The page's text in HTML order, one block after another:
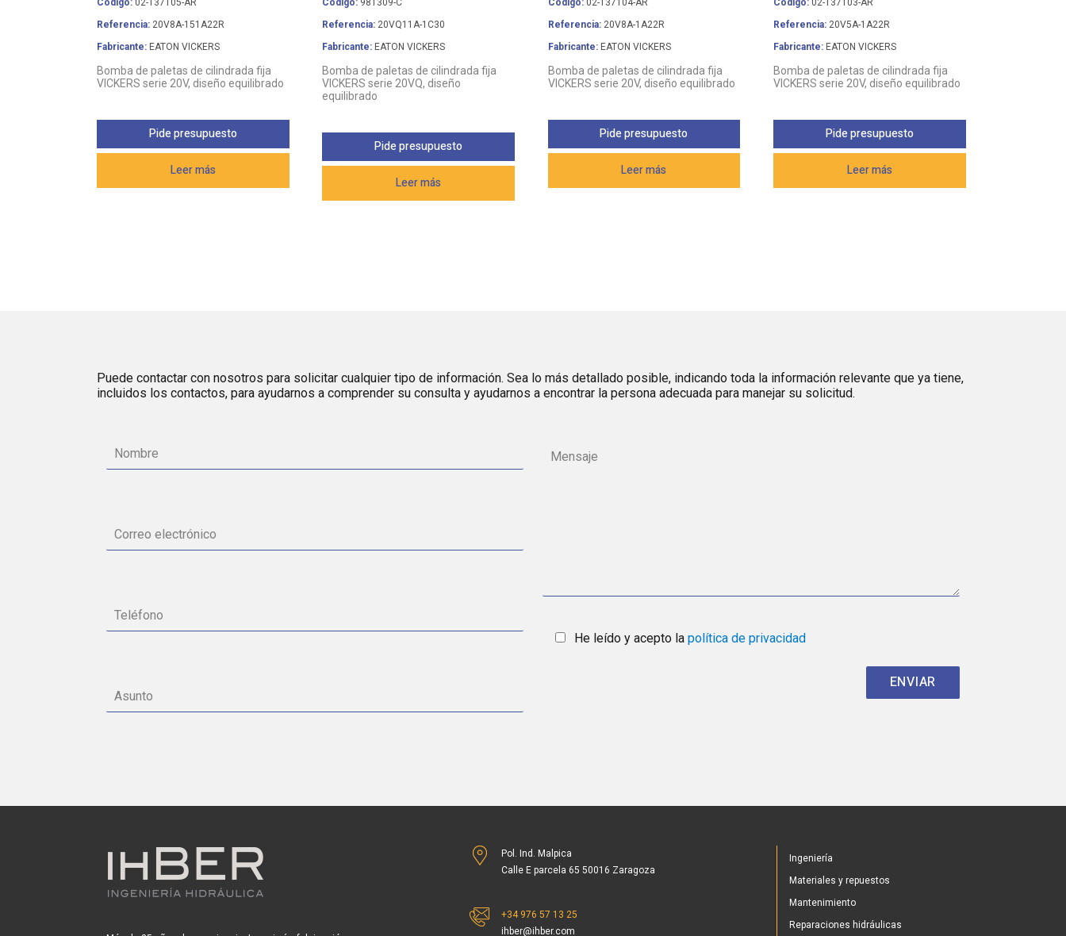
Referencia: 20V8A-151A22R
Fabricante: EATON VICKERS
Bomba de paletas de cilindrada fija
VICKERS serie 20V, diseño equilibrado
Leer más
Pide presupuesto
Referencia: 20VQ11A-1C30
Fabricante: EATON VICKERS
Bomba de paletas de cilindrada fija
VICKERS serie 20VQ, diseño
equilibrado
Leer más
Pide presupuesto
Referencia:20V8A-1A22R
Fabricante:EATON VICKERS
Bomba de paletas de cilindrada fija
VICKERS serie 20V, diseño equilibrado
Leer más
Pide presupuesto
Referencia: 20V5A-1A22R
Fabricante: EATON VICKERS
Bomba de paletas de cilindrada fija
VICKERS serie 20V, diseño equilibrado
Leer más
Pide presupuesto
Puede contactar con nosotros para solicitar cualquier tipo de información. Sea lo más detallado posible, indicando toda la información relevante que ya tiene,
incluidos los contactos, para ayudarnos a comprender su consulta y ayudarnos a encontrar la persona adecuada para manejar su solicitud.
He leído y acepto la política de privacidad
Pol. Ind. Malpica
Calle E parcela 65 50016 Zaragoza
+34 976 57 13 25
ihber@ihber.com
Ingeniería
Materiales y repuestos
Mantenimiento
Reparaciones hidráulicas